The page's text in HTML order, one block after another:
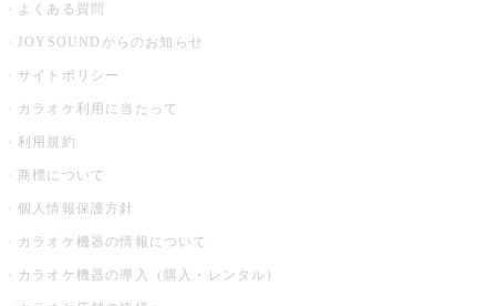
よくある質問
JOYSOUNDからのお知らせ
サイトポリシー
カラオケ利用に当たって
利用規約
商標について
個人情報保護方針
カラオケ機器の情報について
カラオケ機器の導入（購入・レンタル）